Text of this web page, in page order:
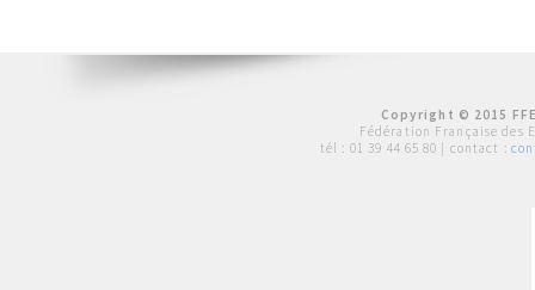
Copyright © 2015
Fédération Française des
tél : 01 39 44 65 80 | contact :